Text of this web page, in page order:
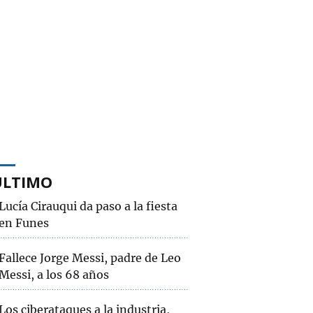
Cirauqui da paso a la fiesta
Funes
Jorge Messi, padre de Leo
a los 68 años
ciberataques a la industria,